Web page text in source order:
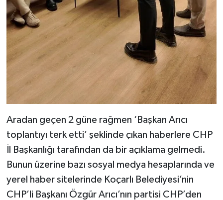
Aradan geçen 2 güne rağmen ‘Başkan Arıcı
toplantıyı terk etti’ şeklinde çıkan haberlere CHP
İl Başkanlığı tarafından da bir açıklama gelmedi.
Bunun üzerine bazı sosyal medya hesaplarında ve
yerel haber sitelerinde Koçarlı Belediyesi’nin
CHP’li Başkanı Özgür Arıcı’nın partisi CHP’den